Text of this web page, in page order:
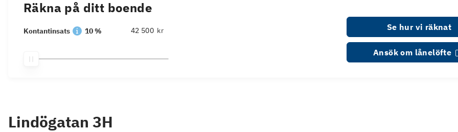
Räkna på ditt boende
Kontantinsats 10 % kr Se hur vi räknat
Ansök om lånelöfte
Lindögatan 3H